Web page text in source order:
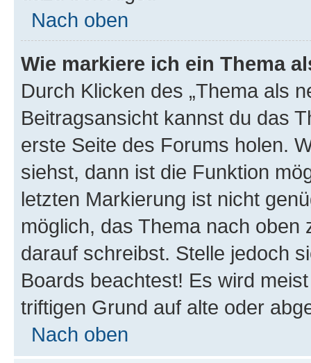
Nach oben
Wie markiere ich ein Thema
Durch Klicken des „Thema als
Beitragsansicht kannst du das
erste Seite des Forums holen.
siehst, dann ist die Funktion
letzten Markierung ist nicht
möglich, das Thema nach oben
darauf schreibst. Stelle jedoch
Boards beachtest! Es wird
triftigen Grund auf alte oder
Nach oben